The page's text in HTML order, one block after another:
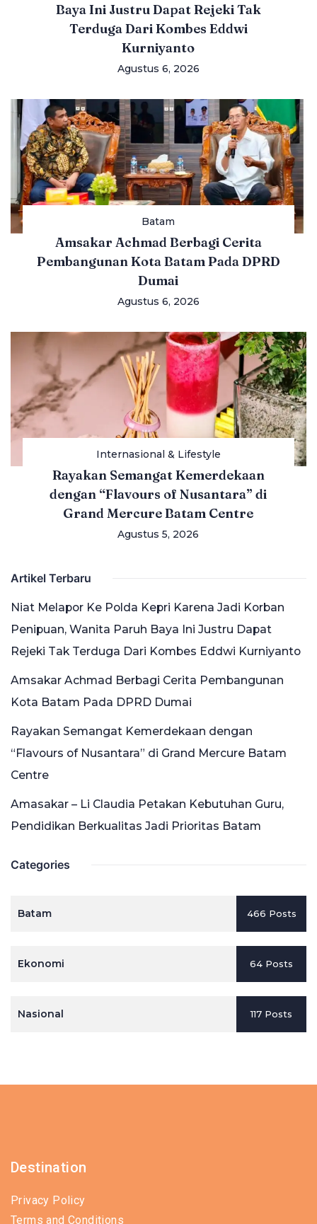
Baya Ini Justru Dapat Rejeki Tak
Terduga Dari Kombes Eddwi
Kurniyanto
Agustus 6, 2026
Batam
Amsakar Achmad Berbagi Cerita
Pembangunan Kota Batam Pada DPRD
Dumai
Agustus 6, 2026
Internasional & Lifestyle
Rayakan Semangat Kemerdekaan
dengan “Flavours of Nusantara” di
Grand Mercure Batam Centre
Agustus 5, 2026
Artikel Terbaru
Niat Melapor Ke Polda Kepri Karena Jadi Korban
Penipuan, Wanita Paruh Baya Ini Justru Dapat
Rejeki Tak Terduga Dari Kombes Eddwi Kurniyanto
Amsakar Achmad Berbagi Cerita Pembangunan
Kota Batam Pada DPRD Dumai
Rayakan Semangat Kemerdekaan dengan
“Flavours of Nusantara” di Grand Mercure Batam
Centre
Amasakar – Li Claudia Petakan Kebutuhan Guru,
Pendidikan Berkualitas Jadi Prioritas Batam
Categories
Batam 466 Posts
Ekonomi 64 Posts
Nasional 117 Posts
Destination
Privacy Policy
Terms and Conditions